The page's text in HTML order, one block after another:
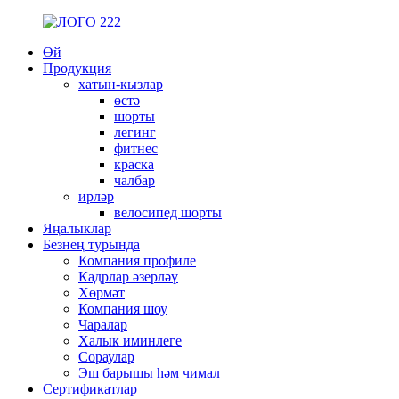
Өй
Продукция
хатын-кызлар
өстә
шорты
легинг
фитнес
краска
чалбар
ирләр
велосипед шорты
Яңалыклар
Безнең турында
Компания профиле
Кадрлар әзерләү
Хөрмәт
Компания шоу
Чаралар
Халык иминлеге
Сораулар
Эш барышы һәм чимал
Сертификатлар